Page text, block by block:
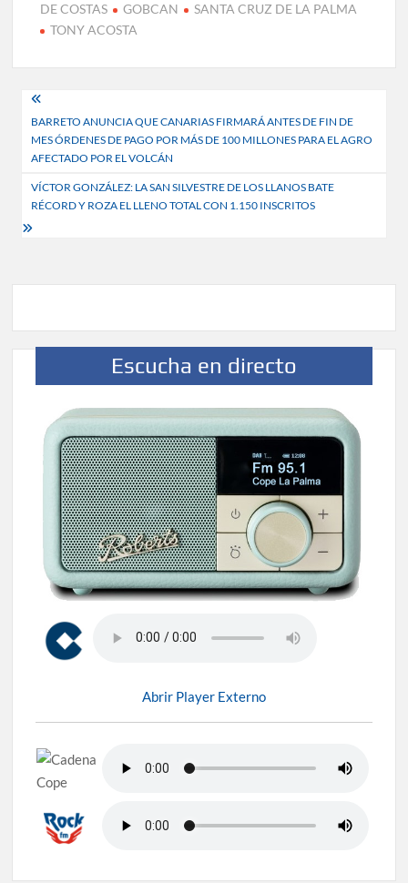
DE COSTAS
GOBCAN
SANTA CRUZ DE LA PALMA
TONY ACOSTA
Navegación
de
entradas
BARRETO ANUNCIA QUE CANARIAS FIRMARÁ ANTES DE FIN DE
MES ÓRDENES DE PAGO POR MÁS DE 100 MILLONES PARA EL AGRO
AFECTADO POR EL VOLCÁN
VÍCTOR GONZÁLEZ: LA SAN SILVESTRE DE LOS LLANOS BATE
RÉCORD Y ROZA EL LLENO TOTAL CON 1.150 INSCRITOS
Escucha en directo
Abrir Player Externo